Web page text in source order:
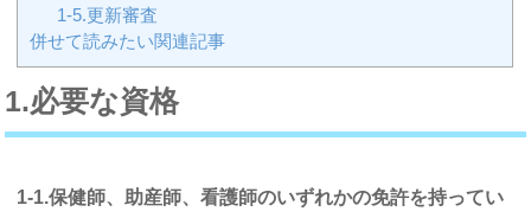
1-5.更新審査
併せて読みたい関連記事
1.必要な資格
1-1.保健師、助産師、看護師のいずれかの免許を持ってい